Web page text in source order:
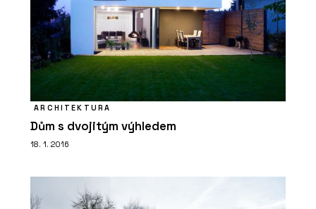
ARCHITEKTURA
Dům s dvojitým výhledem
18. 1. 2016